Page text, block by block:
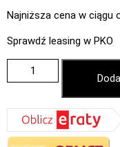
Najniższa cena w ciągu
Sprawdź leasing w PKO